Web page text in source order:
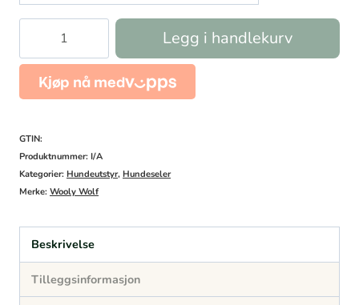
Hundesele
Color
Block
antall
Legg i handlekurv
GTIN:
Produktnummer: I/A
Kategorier: Hundeutstyr, Hundeseler
Merke: Wooly Wolf
Beskrivelse
Tilleggsinformasjon